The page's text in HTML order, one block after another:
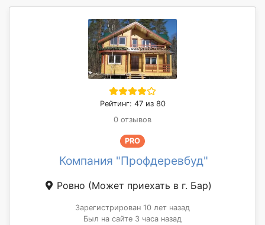
Рейтинг: 47 из 80
0 отзывов
PRO
Компания "Профдеревбуд"
Ровно (Может приехать в г. Бар)
Зарегистрирован 10 лет назад
Был на сайте 3 часа назад